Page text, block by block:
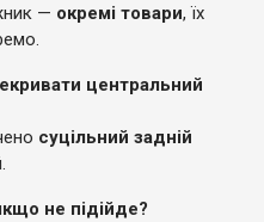
— окремі товари, їх
центральний
суцільний задній
не підійде?